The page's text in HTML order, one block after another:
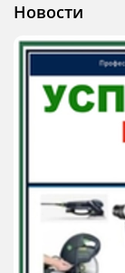
Новости